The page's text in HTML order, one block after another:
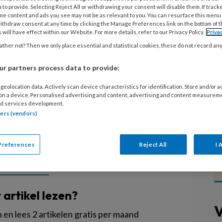
buiten de groep hebben
50 uren per jaar beschikbaar,
gewenste educatieve
te maken. In het basisonderwijs
dit verschil zo groot zijn, vraag
zich af.
lezen?
lees 2 artikelen gratis per maand
to provide. Selecting Reject All or withdrawing your consent will disable them. If
content and ads you see may not be as relevant to you. You can resurface this
consent at any time by clicking the Manage Preferences link on the bottom of
will have effect within our Website. For more details, refer to our Privacy Policy.
not? Then we only place essential and statistical cookies, these do not record
partners process data to provide:
data. Actively scan device characteristics for identification. Store and/or
a device. Personalised advertising and content, advertising and content
services development.
(vendors)
Reject All I